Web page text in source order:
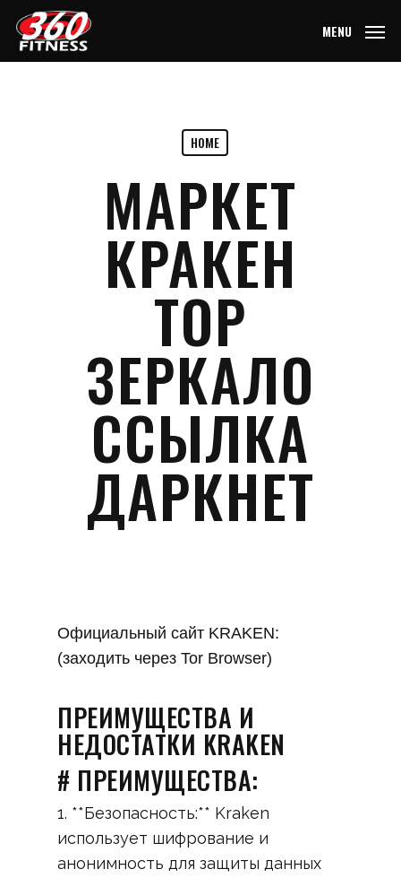
Skip
main
MENU
HOME
МАРКЕТ
КРАКЕН
ТОР
ЗЕРКАЛО
ССЫЛКА
ДАРКНЕТ
Официальный сайт KRAKEN:
(заходить через Tor Browser)
ПРЕИМУЩЕСТВА И
НЕДОСТАТКИ KRAKEN
# ПРЕИМУЩЕСТВА:
1. **Безопасность:** Kraken
использует шифрование и
анонимность для защиты данных